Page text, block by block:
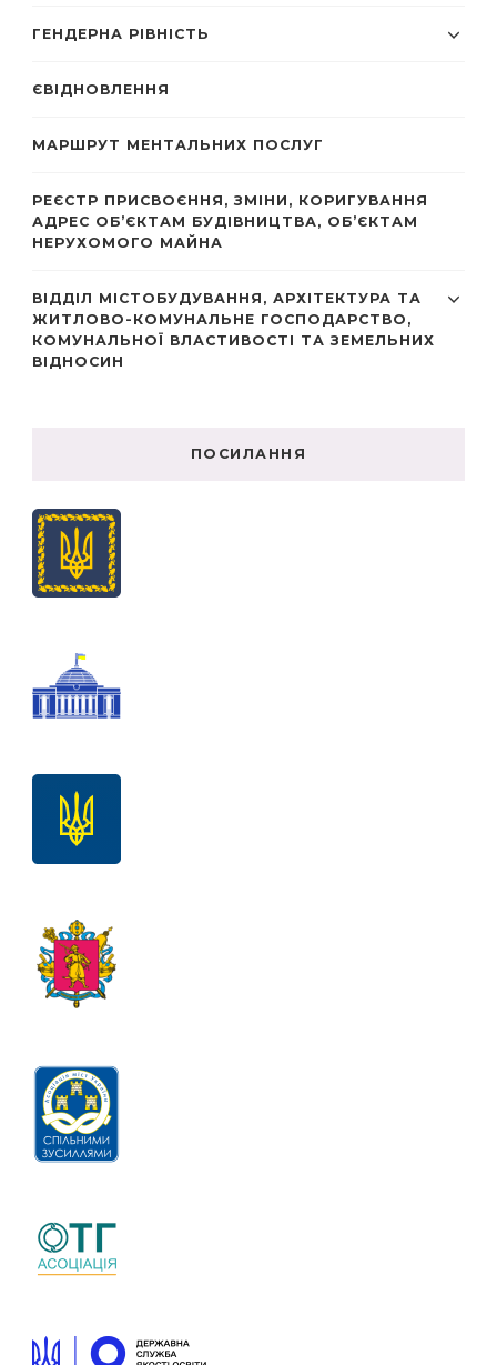
ГЕНДЕРНА РІВНІСТЬ
ЄВІДНОВЛЕННЯ
МАРШРУТ МЕНТАЛЬНИХ ПОСЛУГ
РЕЄСТР ПРИСВОЄННЯ, ЗМІНИ, КОРИГУВАННЯ
АДРЕС ОБ’ЄКТАМ БУДІВНИЦТВА, ОБ’ЄКТАМ
НЕРУХОМОГО МАЙНА
ВІДДІЛ МІСТОБУДУВАННЯ, АРХІТЕКТУРА ТА
ЖИТЛОВО-КОМУНАЛЬНЕ ГОСПОДАРСТВО,
КОМУНАЛЬНОЇ ВЛАСТИВОСТІ ТА ЗЕМЕЛЬНИХ
ВІДНОСИН
ПОСИЛАННЯ